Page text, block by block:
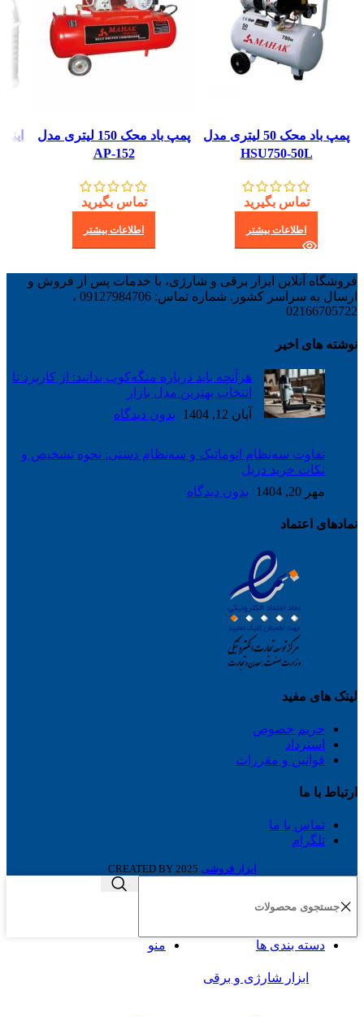
پمپ باد محک 50 لیتری مدل
HSU750-50L
تماس بگیرید
اطلاعات بیشتر
پمپ باد محک 150 لیتری مدل
AP-152
تماس بگیرید
اطلاعات بیشتر
فروشگاه آنلاین ابزار برقی و شارژی، با خدمات پس از فروش و
ارسال به سراسر کشور. شماره تماس: 09127984706 ،
02166705722
نوشته های اخیر
هرآنچه باید درباره منگه‌کوب بدانید: از کاربرد تا
انتخاب بهترین مدل بازار
آبان 12, 1404
بدون دیدگاه
تفاوت سه‌نظام اتوماتیک و سه‌نظام دستی: نحوه تشخیص و
نکات خرید دریل
مهر 20, 1404
بدون دیدگاه
نمادهای اعتماد
لینک های مفید
حریم خصوص
استرداد
قوانین و مقررات
ارتباط با ما
تماس با ما
تلگرام
ابزار فروشی 2025 CREATED BY
منو دسته بندی ها
ابزار شارژی و برقی